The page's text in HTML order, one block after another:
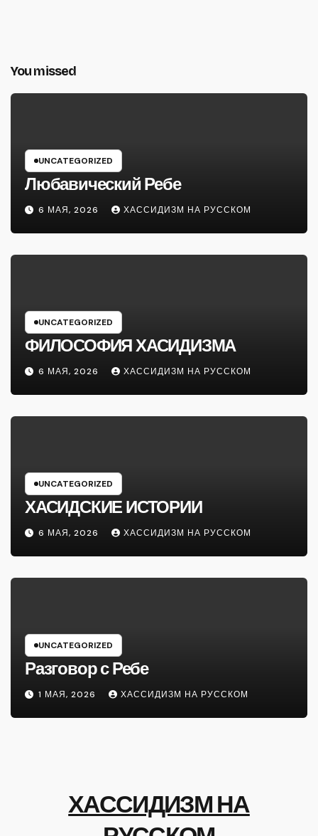
You missed
UNCATEGORIZED
Любавический Ребе
6 МАЯ, 2026 ХАССИДИЗМ НА РУССКОМ
UNCATEGORIZED
ФИЛОСОФИЯ ХАСИДИЗМА
6 МАЯ, 2026 ХАССИДИЗМ НА РУССКОМ
UNCATEGORIZED
ХАСИДСКИЕ ИСТОРИИ
6 МАЯ, 2026 ХАССИДИЗМ НА РУССКОМ
UNCATEGORIZED
Разговор с Ребе
1 МАЯ, 2026 ХАССИДИЗМ НА РУССКОМ
ХАССИДИЗМ НА